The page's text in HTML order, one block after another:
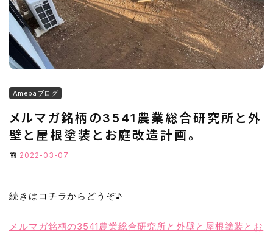
Amebaブログ
メルマガ銘柄の3541農業総合研究所と外
壁と屋根塗装とお庭改造計画。
2022-03-07
続きはコチラからどうぞ♪
メルマガ銘柄の3541農業総合研究所と外壁と屋根塗装とお